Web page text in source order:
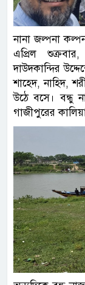
নানা জল্পনা
এপ্রিল
দাউদকান্দির
শাহেদ, নাহিদ,
উঠে বসে। বন্ধু
গাজীপুরের